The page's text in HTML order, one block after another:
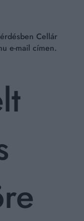
Cellár
e-mail címen.